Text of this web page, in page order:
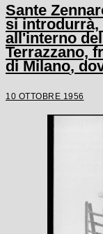
Sante
si introdurrà,
all'interno
Terrazzano,
di Milano,
tengono in
maestre
10 OTTOBRE 1956